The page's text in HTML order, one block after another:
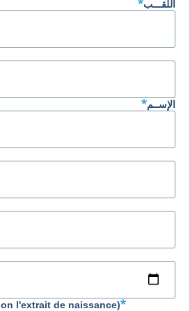
اللقـــب
الإســم
l'extrait de naissance)